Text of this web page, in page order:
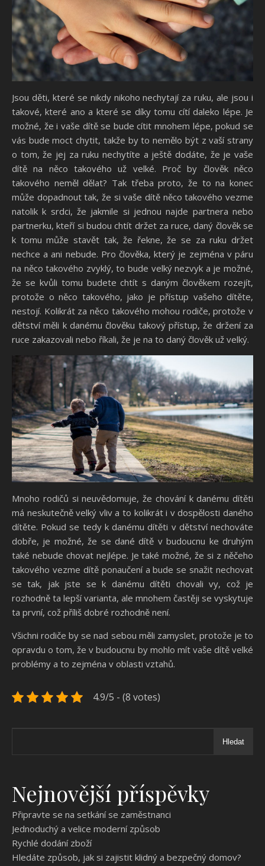
Jsou děti, které se nikdy nikoho nechytají za ruku, ale jsou i
takové, které ano a které se díky tomu cítí daleko lépe. Je
možné, že i vaše dítě se bude cítit mnohem lépe, pokud se
vás bude moct chytit, takže by to nemělo být z vaší strany
o tom, že jej za ruku nechytíte a ještě dodáte, že je vaše
dítě na něco takového už velké. Proč by člověk něco
takového neměl dělat? Tak třeba proto, že to na konec
může dopadnout tak, že si vaše dítě něco takového vezme
natolik k srdci, že jakmile si jednou najde partnera nebo
partnerku, kteří si budou chtít držet za ruce, daný člověk se
k tomu může stavět tak, že řekne, že se za ruku držet
nechce a ani nebude. Pro člověka, který je zejména v páru
na něco takového zvyklý, to bude velký nezvyk a je možné,
že se kvůli tomu budete chtít s daným člověkem rozejít,
protože o něco takového, jako je přístup vašeho dítěte,
nestojí. Kolikrát za něco takového mohou rodiče, protože v
dětství měli k danému člověku takový přístup, že držení za
ruce zakazovali nebo říkali, že je na to daný člověk už velký.
Mnoho rodičů si neuvědomuje, že chování k danému dítěti
má neskutečně velký vliv a to kolikrát i v dospělosti daného
dítěte. Pokud se tedy k danému dítěti v dětství nechováte
dobře, je možné, že se dané dítě v budoucnu ke druhým
také nebude chovat nejlépe. Je také možné, že si z něčeho
takového vezme dítě ponaučení a bude se snažit nechovat
se tak, jak jste se k danému dítěti chovali vy, což je
rozhodně ta lepší varianta, ale mnohem častěji se vyskytuje
ta první, což příliš dobré rozhodně není.
Všichni rodiče by se nad sebou měli zamyslet, protože je to
opravdu o tom, že v budoucnu by mohlo mít vaše dítě velké
problémy a to zejména v oblasti vztahů.
4.9/5 - (8 votes)
Hledat
Nejnovější příspěvky
Připravte se na setkání se zaměstnanci
Jednoduchý a velice moderní způsob
Rychlé dodání zboží
Hledáte způsob, jak si zajistit klidný a bezpečný domov?